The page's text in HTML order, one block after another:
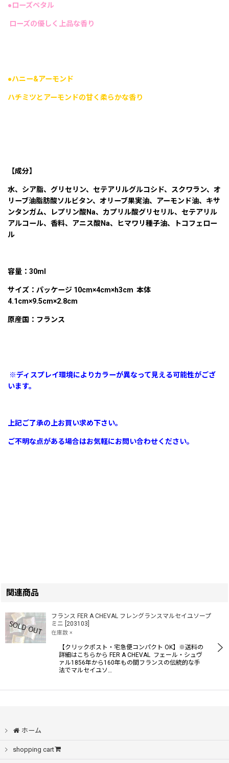
●ローズペタル
ローズの優しく上品な香り
●ハニー&アーモンド
ハチミツとアーモンドの甘く柔らかな香り
【成分】
水、シア脂、グリセリン、セテアリルグルコシド、スクワラン、オ
リーブ油脂肪酸ソルビタン、オリーブ果実油、アーモンド油、キサ
ンタンガム、レプリン酸Na、カプリル酸グリセリル、セテアリル
アルコール、香料、アニス酸Na、ヒマワリ種子油、トコフェロー
ル
容量：30ml
サイズ：パッケージ 10cm×4cm×h3cm 本体
4.1cm×9.5cm×2.8cm
原産国：フランス
※ディスプレイ環境によりカラーが異なって見える可能性がござ
います。
上記ご了承の上お買い求め下さい。
ご不明な点がある場合はお気軽にお問い合わせください。
関連商品
フランス FER A CHEVAL フレングランスマルセイユソープ
ミニ 203103
在庫数 ×
【クリックポスト・宅急便コンパクト OK】※送料の
詳細はこちらから FER A CHEVAL フェール・シュヴ
ァル1856年から160年もの間フランスの伝統的な手
法でマルセイユソ…
ホーム
shopping cart